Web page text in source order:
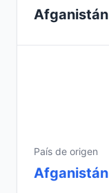
Afganistán
País de origen
Afganistán